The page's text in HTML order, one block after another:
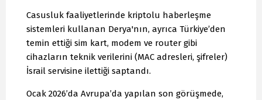
Casusluk faaliyetlerinde kriptolu haberleşme
sistemleri kullanan Derya'nın, ayrıca Türkiye’den
temin ettiği sim kart, modem ve router gibi
cihazların teknik verilerini (MAC adresleri, şifreler)
İsrail servisine ilettiği saptandı.
Ocak 2026’da Avrupa’da yapılan son görüşmede,